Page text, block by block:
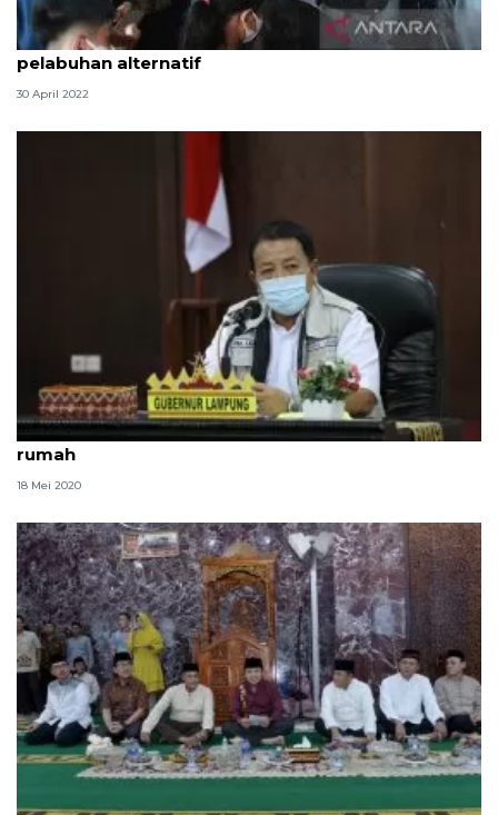
Pelabuhan Panjang Lampung akan dijadikan
pelabuhan alternatif
30 April 2022
Gubernur Lampung imbau umat Shalat Idul Fitri di
rumah
18 Mei 2020